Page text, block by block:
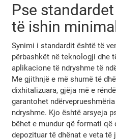
Pse
të ishin
Synimi i standardit është të
përbashkët në teknologji dhe
aplikacione të ndryshme të
Me gjithnjë e më shumë të
dixhitalizuara, gjëja më e
garantohet
ndryshme. Kjo është arsyeja
bëhet e mundur që formati që
depozituar të dhënat e veta të